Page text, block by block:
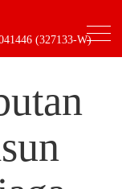
(327133-W)